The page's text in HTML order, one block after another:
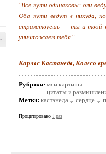
-
"Все пути одинаковы: они
Оба пути ведут в никуда,
странствуешь — ты и твой
уничтожает тебя."
Карлос Кастанеда, Колесо
Рубрики: мои картины
цитаты и
Метки: кастанеда сердце
Процитировано 1 раз